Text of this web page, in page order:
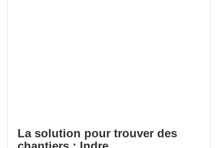
La solution pour trouver des